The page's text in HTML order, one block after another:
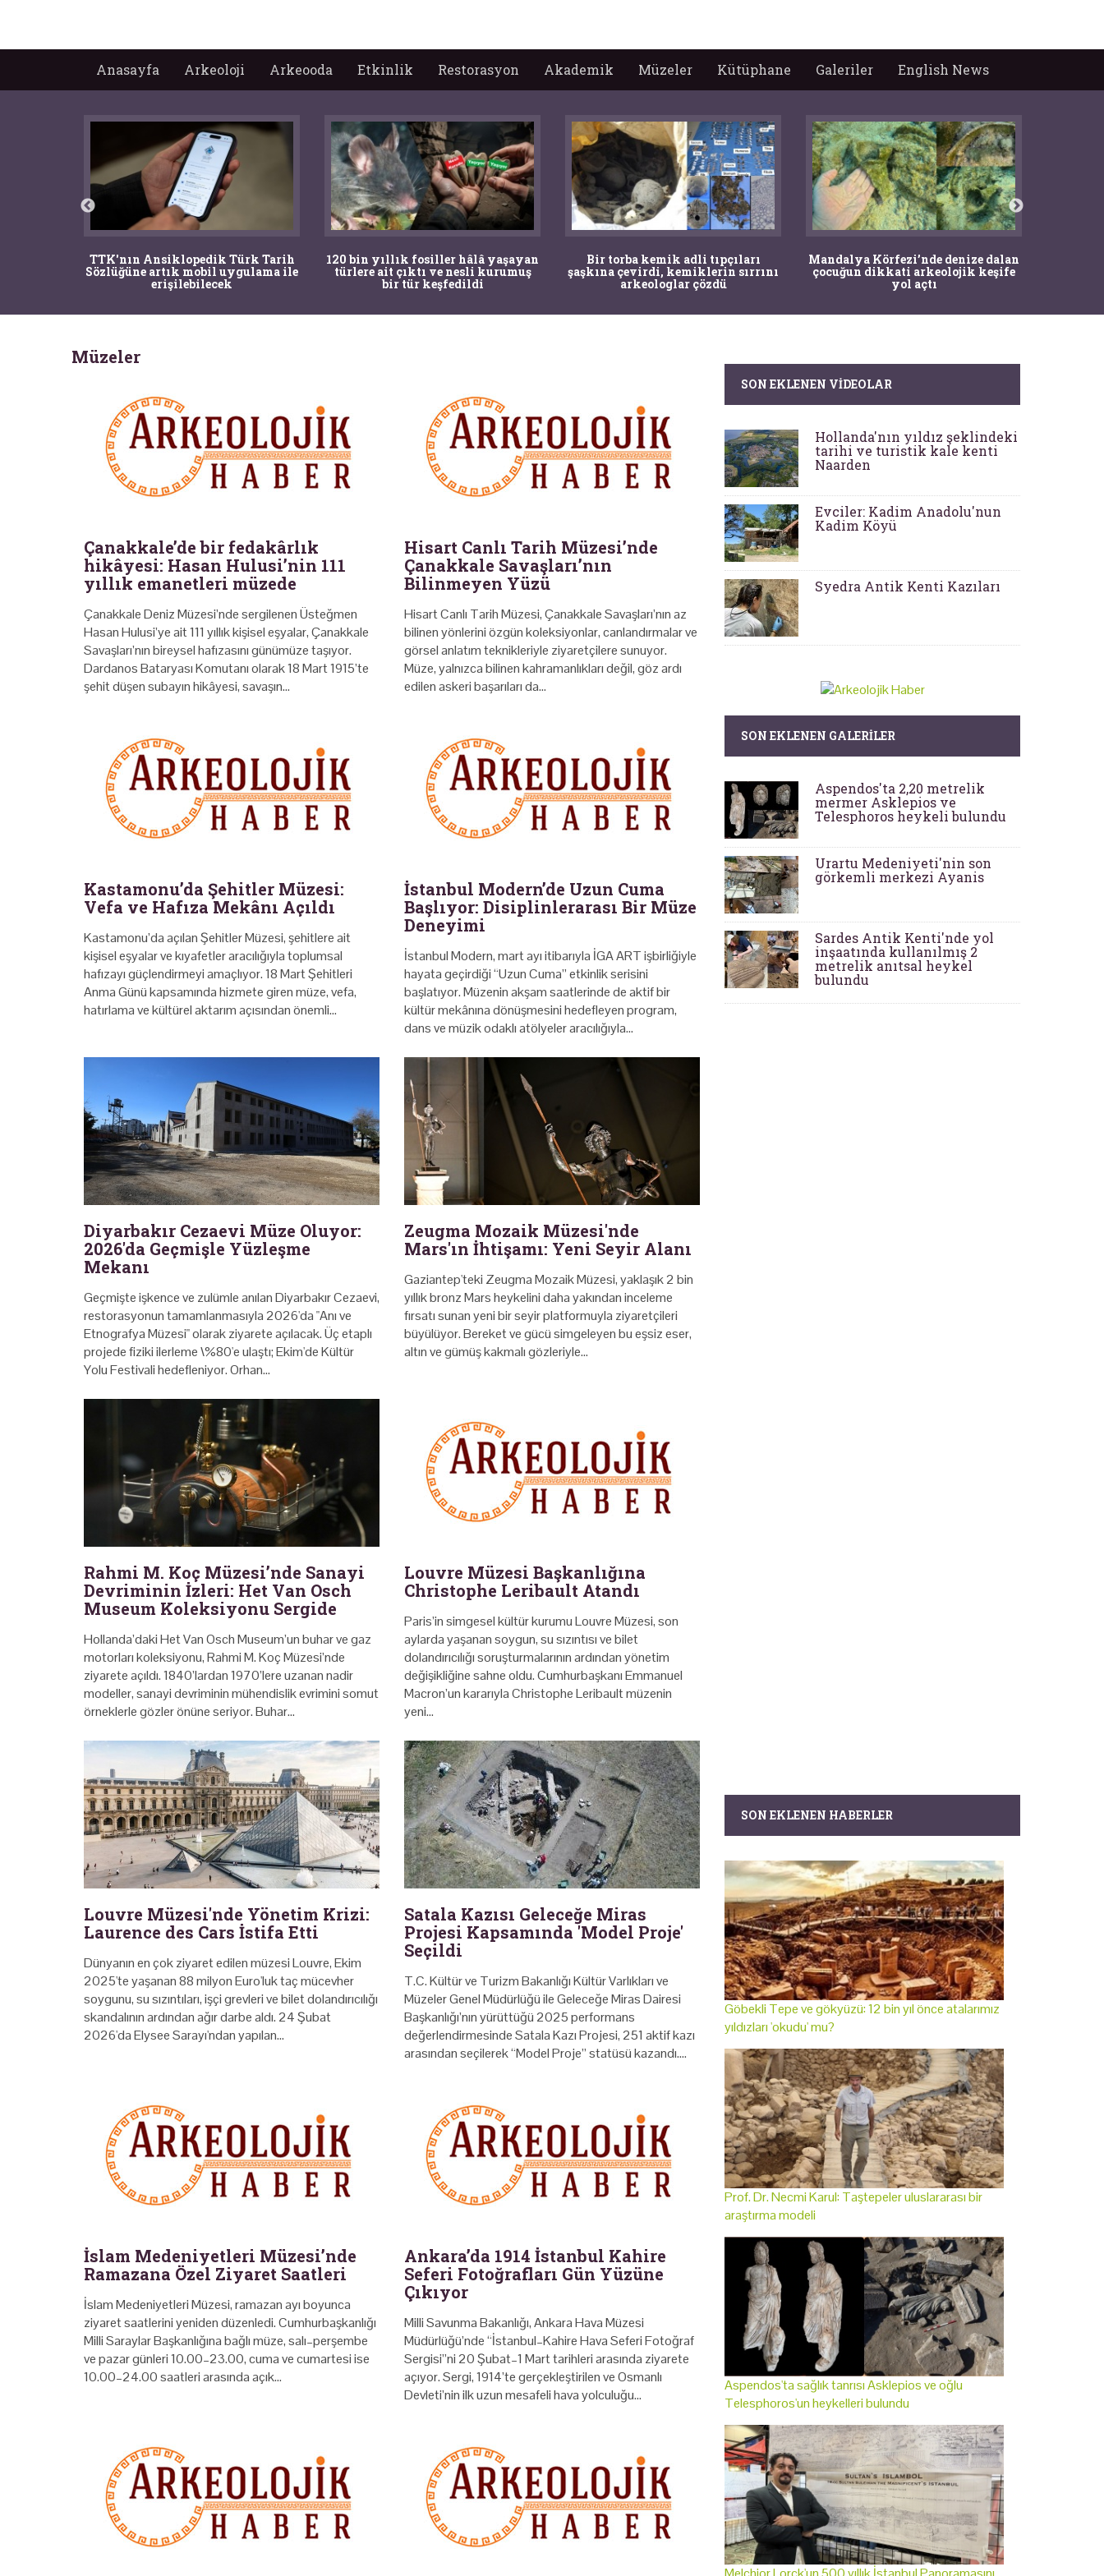
Anasayfa Arkeoloji Arkeooda Etkinlik Restorasyon Akademik Müzeler Kütüphane Galeriler English News
TTK'nın Ansiklopedik Türk Tarih
Sözlüğüne artık mobil uygulama ile
erişilebilecek
120 bin yıllık fosiller hâlâ yaşayan
türlere ait çıktı ve nesli kurumuş
bir tür keşfedildi
Bir torba kemik adli tıpçıları
şaşkına çevirdi, kemiklerin sırrını
arkeologlar çözdü
Mandalya Körfezi’nde denize dalan
çocuğun dikkati arkeolojik keşife
yol açtı
Müzeler
Çanakkale’de bir fedakârlık
hikâyesi: Hasan Hulusi’nin 111
yıllık emanetleri müzede
Çanakkale Deniz Müzesi’nde sergilenen Üsteğmen
Hasan Hulusi’ye ait 111 yıllık kişisel eşyalar, Çanakkale
Savaşları’nın bireysel hafızasını günümüze taşıyor.
Dardanos Bataryası Komutanı olarak 18 Mart 1915’te
şehit düşen subayın hikâyesi, savaşın…
Hisart Canlı Tarih Müzesi’nde
Çanakkale Savaşları’nın
Bilinmeyen Yüzü
Hisart Canlı Tarih Müzesi, Çanakkale Savaşları’nın az
bilinen yönlerini özgün koleksiyonlar, canlandırmalar ve
görsel anlatım teknikleriyle ziyaretçilere sunuyor.
Müze, yalnızca bilinen kahramanlıkları değil, göz ardı
edilen askeri başarıları da…
Kastamonu’da Şehitler Müzesi:
Vefa ve Hafıza Mekânı Açıldı
Kastamonu’da açılan Şehitler Müzesi, şehitlere ait
kişisel eşyalar ve kıyafetler aracılığıyla toplumsal
hafızayı güçlendirmeyi amaçlıyor. 18 Mart Şehitleri
Anma Günü kapsamında hizmete giren müze, vefa,
hatırlama ve kültürel aktarım açısından önemli…
İstanbul Modern’de Uzun Cuma
Başlıyor: Disiplinlerarası Bir Müze
Deneyimi
İstanbul Modern, mart ayı itibarıyla İGA ART işbirliğiyle
hayata geçirdiği “Uzun Cuma” etkinlik serisini
başlatıyor. Müzenin akşam saatlerinde de aktif bir
kültür mekânına dönüşmesini hedefleyen program,
dans ve müzik odaklı atölyeler aracılığıyla…
Diyarbakır Cezaevi Müze Oluyor:
2026'da Geçmişle Yüzleşme
Mekanı
Geçmişte işkence ve zulümle anılan Diyarbakır Cezaevi,
restorasyonun tamamlanmasıyla 2026'da "Anı ve
Etnografya Müzesi" olarak ziyarete açılacak. Üç etaplı
projede fiziki ilerleme \%80'e ulaştı; Ekim'de Kültür
Yolu Festivali hedefleniyor. Orhan…
Zeugma Mozaik Müzesi'nde
Mars'ın İhtişamı: Yeni Seyir Alanı
Gaziantep'teki Zeugma Mozaik Müzesi, yaklaşık 2 bin
yıllık bronz Mars heykelini daha yakından inceleme
fırsatı sunan yeni bir seyir platformuyla ziyaretçileri
büyülüyor. Bereket ve gücü simgeleyen bu eşsiz eser,
altın ve gümüş kakmalı gözleriyle…
Rahmi M. Koç Müzesi’nde Sanayi
Devriminin İzleri: Het Van Osch
Museum Koleksiyonu Sergide
Hollanda’daki Het Van Osch Museum’un buhar ve gaz
motorları koleksiyonu, Rahmi M. Koç Müzesi’nde
ziyarete açıldı. 1840’lardan 1970’lere uzanan nadir
modeller, sanayi devriminin mühendislik evrimini somut
örneklerle gözler önüne seriyor. Buhar…
Louvre Müzesi Başkanlığına
Christophe Leribault Atandı
Paris’in simgesel kültür kurumu Louvre Müzesi, son
aylarda yaşanan soygun, su sızıntısı ve bilet
dolandırıcılığı soruşturmalarının ardından yönetim
değişikliğine sahne oldu. Cumhurbaşkanı Emmanuel
Macron’un kararıyla Christophe Leribault müzenin
yeni…
Louvre Müzesi'nde Yönetim Krizi:
Laurence des Cars İstifa Etti
Dünyanın en çok ziyaret edilen müzesi Louvre, Ekim
2025'te yaşanan 88 milyon Euro'luk taç mücevher
soygunu, su sızıntıları, işçi grevleri ve bilet dolandırıcılığı
skandalının ardından ağır darbe aldı. 24 Şubat
2026'da Elysee Sarayı'ndan yapılan…
Satala Kazısı Geleceğe Miras
Projesi Kapsamında 'Model Proje'
Seçildi
T.C. Kültür ve Turizm Bakanlığı Kültür Varlıkları ve
Müzeler Genel Müdürlüğü ile Geleceğe Miras Dairesi
Başkanlığı’nın yürüttüğü 2025 performans
değerlendirmesinde Satala Kazı Projesi, 251 aktif kazı
arasından seçilerek “Model Proje” statüsü kazandı.…
İslam Medeniyetleri Müzesi’nde
Ramazana Özel Ziyaret Saatleri
İslam Medeniyetleri Müzesi, ramazan ayı boyunca
ziyaret saatlerini yeniden düzenledi. Cumhurbaşkanlığı
Milli Saraylar Başkanlığına bağlı müze, salı–perşembe
ve pazar günleri 10.00–23.00, cuma ve cumartesi ise
10.00–24.00 saatleri arasında açık…
Ankara’da 1914 İstanbul Kahire
Seferi Fotoğrafları Gün Yüzüne
Çıkıyor
Milli Savunma Bakanlığı, Ankara Hava Müzesi
Müdürlüğü’nde “İstanbul–Kahire Hava Seferi Fotoğraf
Sergisi”ni 20 Şubat–1 Mart tarihleri arasında ziyarete
açıyor. Sergi, 1914’te gerçekleştirilen ve Osmanlı
Devleti’nin ilk uzun mesafeli hava yolculuğu…
SON EKLENEN VIDEOLAR
Hollanda'nın yıldız şeklindeki
tarihi ve turistik kale kenti
Naarden
Evciler: Kadim Anadolu'nun
Kadim Köyü
Syedra Antik Kenti Kazıları
SON EKLENEN GALERILER
Aspendos'ta 2,20 metrelik
mermer Asklepios ve
Telesphoros heykeli bulundu
Urartu Medeniyeti'nin son
görkemli merkezi Ayanis
Sardes Antik Kenti'nde yol
inşaatında kullanılmış 2
metrelik anıtsal heykel
bulundu
SON EKLENEN HABERLER
Göbekli Tepe ve gökyüzü: 12 bin yıl önce atalarımız
yıldızları 'okudu' mu?
Prof. Dr. Necmi Karul: Taştepeler uluslararası bir
araştırma modeli
Aspendos'ta sağlık tanrısı Asklepios ve oğlu
Telesphoros'un heykelleri bulundu